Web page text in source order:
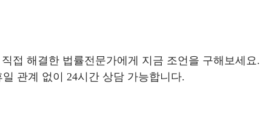
접 해결한 법률전문가에게 지금 조언을 구해보세요.
관계 없이 24시간 상담 가능합니다.